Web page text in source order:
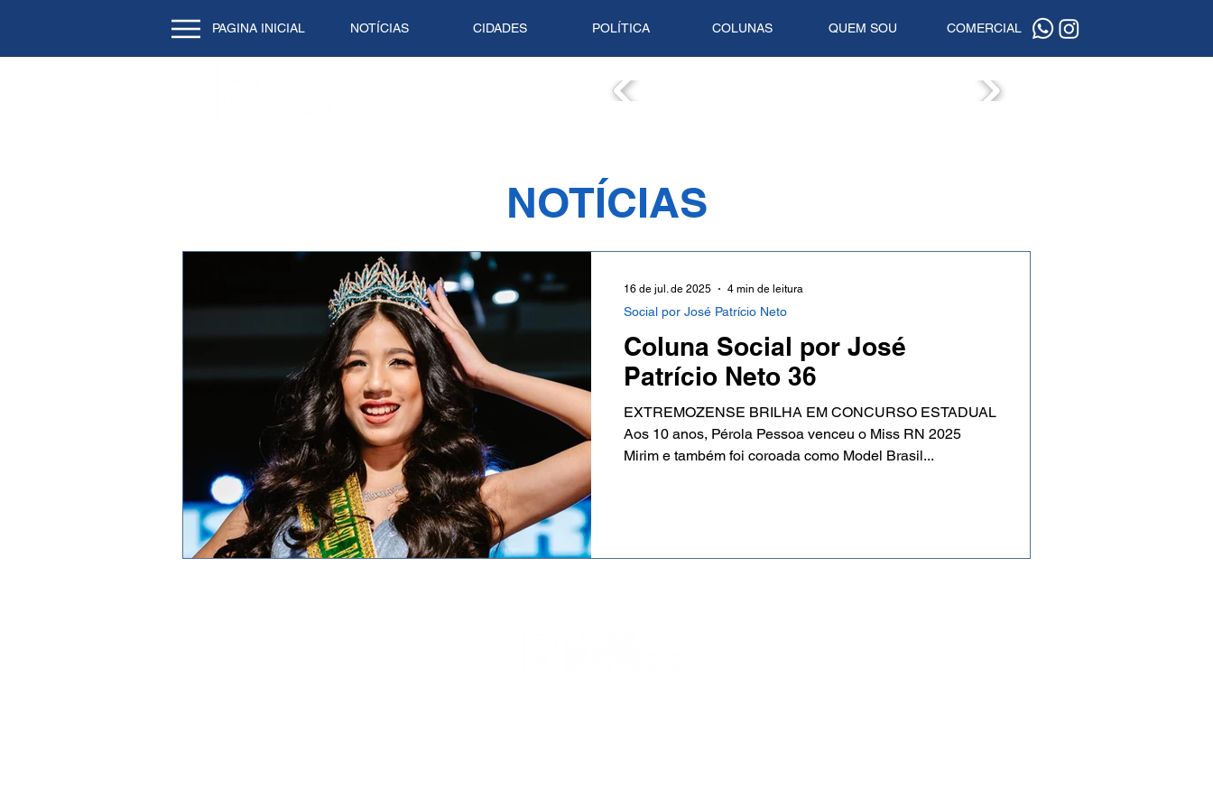
PAGINA INICIAL NOTÍCIAS CIDADES POLÍTICA COLUNAS QUEM SOU COMERCIAL
Coluna Social por José
Patrício Neto 36
EXTREMOZENSE BRILHA EM CONCURSO ESTADUAL
Aos 10 anos, Pérola Pessoa venceu o Miss RN 2025
Mirim e também foi coroada como Model Brasil...
Social por José Patrício Neto
16 de jul. de 2025 4 min de leitura
NOTÍCIAS